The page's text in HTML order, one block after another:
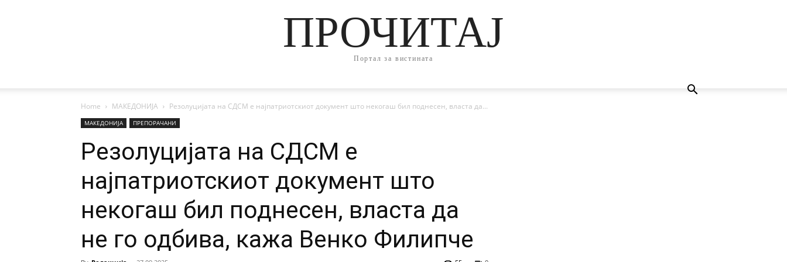
ПРОЧИТАЈ
Портал за вистината
Home МАКЕДОНИЈА Резолуцијата на СДСМ е најпатриотскиот документ што некогаш бил поднесен, власта да...
МАКЕДОНИЈА ПРЕПОРАЧАНИ
Резолуцијата на СДСМ е
најпатриотскиот документ што
некогаш бил поднесен, власта да
не го одбива, кажа Венко Филипче